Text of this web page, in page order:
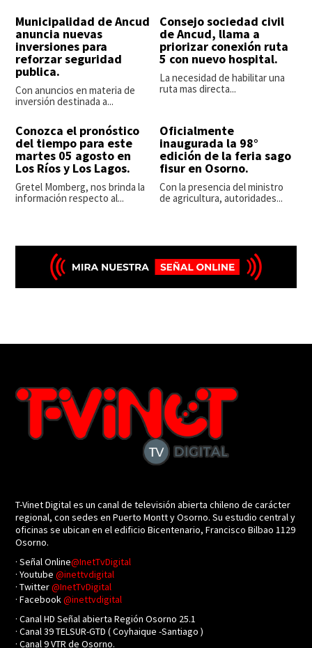
Municipalidad de Ancud
anuncia nuevas
inversiones para
reforzar seguridad
publica.
Con anuncios en materia de
inversión destinada a...
Consejo sociedad civil
de Ancud, llama a
priorizar conexión ruta
5 con nuevo hospital.
La necesidad de habilitar una
ruta mas directa...
Conozca el pronóstico
del tiempo para este
martes 05 agosto en
Los Ríos y Los Lagos.
Gretel Momberg, nos brinda la
información respecto al...
Oficialmente
inaugurada la 98°
edición de la feria sago
fisur en Osorno.
Con la presencia del ministro
de agricultura, autoridades...
T-Vinet Digital es un canal de televisión abierta chileno de carácter
regional, con sedes en Puerto Montt y Osorno. Su estudio central y
oficinas se ubican en el edificio Bicentenario, Francisco Bilbao 1129
Osorno.
· Señal Online@InetTvDigital
· Youtube@inettvdigital
· Twitter@InetTvDigital
· Facebook@inettvdigital
· Canal HD Señal abierta Región Osorno 25.1
· Canal 39 TELSUR-GTD ( Coyhaique -Santiago )
· Canal 9 VTR de Osorno.